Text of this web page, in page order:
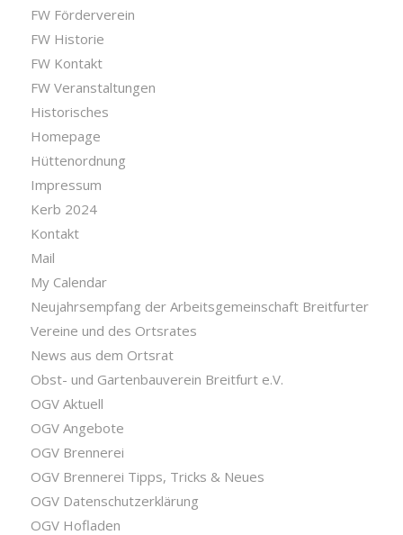
FW Förderverein
FW Historie
FW Kontakt
FW Veranstaltungen
Historisches
Homepage
Hüttenordnung
Impressum
Kerb 2024
Kontakt
Mail
My Calendar
Neujahrsempfang der Arbeitsgemeinschaft Breitfurter
Vereine und des Ortsrates
News aus dem Ortsrat
Obst- und Gartenbauverein Breitfurt e.V.
OGV Aktuell
OGV Angebote
OGV Brennerei
OGV Brennerei Tipps, Tricks & Neues
OGV Datenschutzerklärung
OGV Hofladen